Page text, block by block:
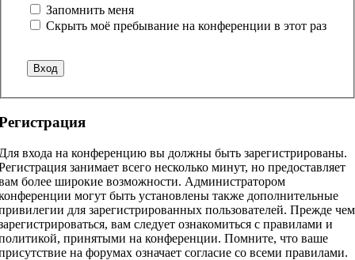
Запомнить меня
Скрыть моё пребывание на конференции в этот раз
входа на конференцию вы должны быть зарегистрированы.
занимает всего несколько минут, но предоставляет
более широкие возможности. Администратором
могут быть установлены также дополнительные
для зарегистрированных пользователей. Прежде чем
вам следует ознакомиться с правилами и
принятыми на конференции. Помните, что ваше
на форумах означает согласие со всеми правилами.